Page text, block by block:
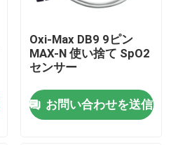
Oxi-Max DB9 9ピン
MAX-N 使い捨て SpO2
センサー
お問い合わせを送信